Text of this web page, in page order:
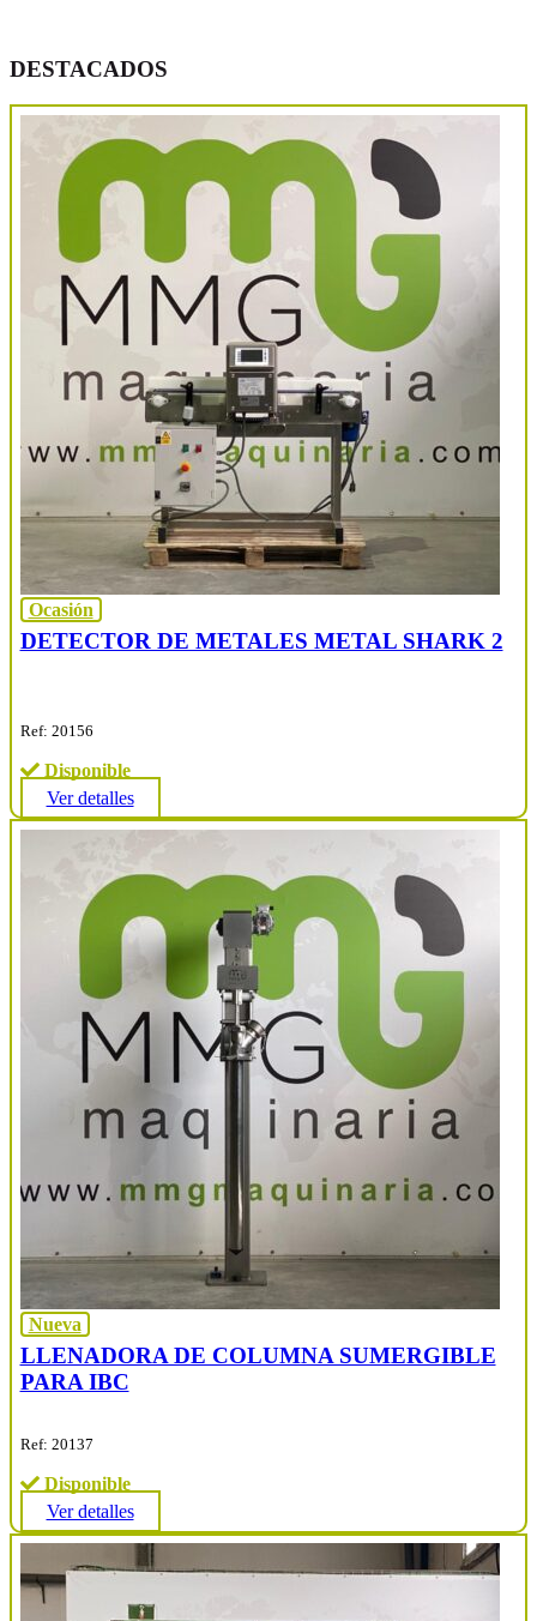
DESTACADOS
Ocasión
DETECTOR DE METALES METAL SHARK 2
Ref: 20156
Disponible
Ver detalles
Nueva
LLENADORA DE COLUMNA SUMERGIBLE
PARA IBC
Ref: 20137
Disponible
Ver detalles